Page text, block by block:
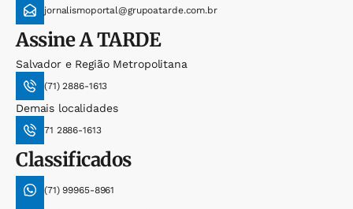
jornalismoportal@grupoatarde.com.br
AssineA TARDE
Salvador e Região Metropolitana
(71) 2886-1613
Demais localidades
71 2886-1613
Classificados
(71) 99965-8961